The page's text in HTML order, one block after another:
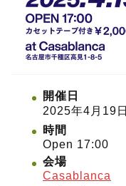
開催日
2025年4月19日
時間
Open 17:00
会場
Casablanca